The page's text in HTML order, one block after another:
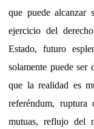
que puede alcanzar
ejercicio del
Estado, futuro
solamente puede ser
que la realidad es
referéndum, ruptura
mutuas, reflujo del